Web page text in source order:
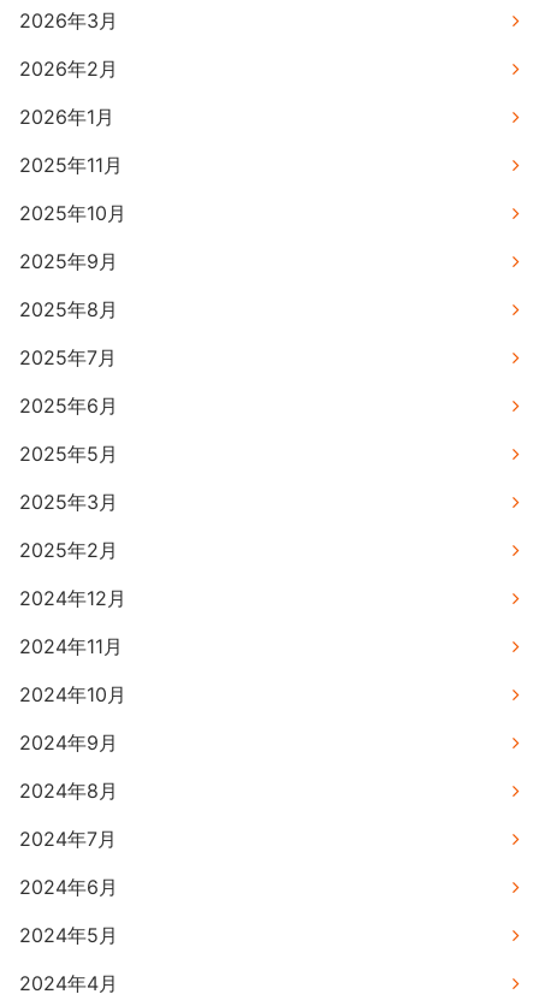
2026年3月
2026年2月
2026年1月
2025年11月
2025年10月
2025年9月
2025年8月
2025年7月
2025年6月
2025年5月
2025年3月
2025年2月
2024年12月
2024年11月
2024年10月
2024年9月
2024年8月
2024年7月
2024年6月
2024年5月
2024年4月